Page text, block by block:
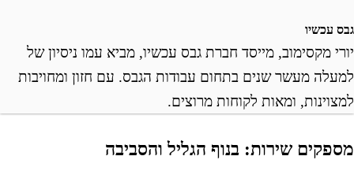
עכשיו
מקסימוב, מייסד חברת גבס עכשיו, מביא עמו ניסיון של
מעשר שנים בתחום עבודות הגבס. עם חזון ומחויבות
ומאות לקוחות מרוצים.
שירות: בנוף הגליל והסביבה